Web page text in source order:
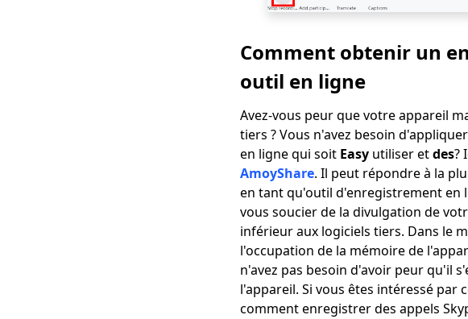
Comment obtenir un
outil en ligne
Avez-vous peur que votre appareil
tiers ? Vous n'avez besoin
en ligne qui soit Easy utiliser etdes?
AmoyShare. Il peut répondre à la
en tant qu'outil d'enregistrement en
vous soucier de la divulgation de
inférieur aux logiciels tiers. Dans le
l'occupation de la mémoire de
n'avez pas besoin d'avoir peur qu'il
l'appareil. Si vous êtes intéressé par
comment enregistrer des appels